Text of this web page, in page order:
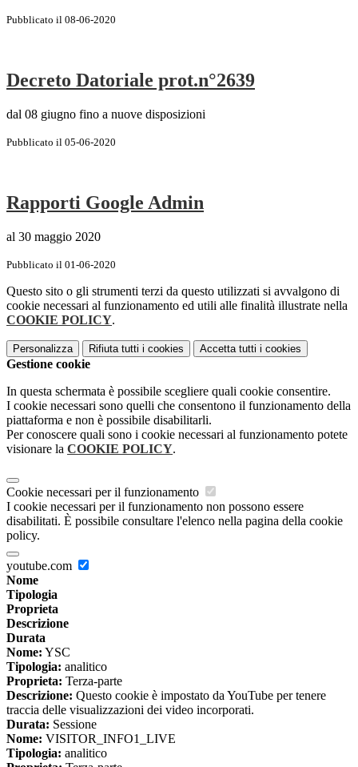
Pubblicato il 08-06-2020
Decreto Datoriale prot.n°2639
dal 08 giugno fino a nuove disposizioni
Pubblicato il 05-06-2020
Rapporti Google Admin
al 30 maggio 2020
Pubblicato il 01-06-2020
Questo sito o gli strumenti terzi da questo utilizzati si avvalgono di
cookie necessari al funzionamento ed utili alle finalità illustrate nella
COOKIE POLICY.
Personalizza Rifiuta tutti i cookies Accetta tutti i cookies
Gestione cookie
In questa schermata è possibile scegliere quali cookie consentire.
I cookie necessari sono quelli che consentono il funzionamento della
piattaforma e non è possibile disabilitarli.
Per conoscere quali sono i cookie necessari al funzionamento potete
visionare la COOKIE POLICY.
Cookie necessari per il funzionamento
I cookie necessari per il funzionamento non possono essere
disabilitati. È possibile consultare l'elenco nella pagina della cookie
policy.
youtube.com
Nome
Tipologia
Proprieta
Descrizione
Durata
Nome: YSC
Tipologia: analitico
Proprieta: Terza-parte
Descrizione: Questo cookie è impostato da YouTube per tenere
traccia delle visualizzazioni dei video incorporati.
Durata: Sessione
Nome: VISITOR_INFO1_LIVE
Tipologia: analitico